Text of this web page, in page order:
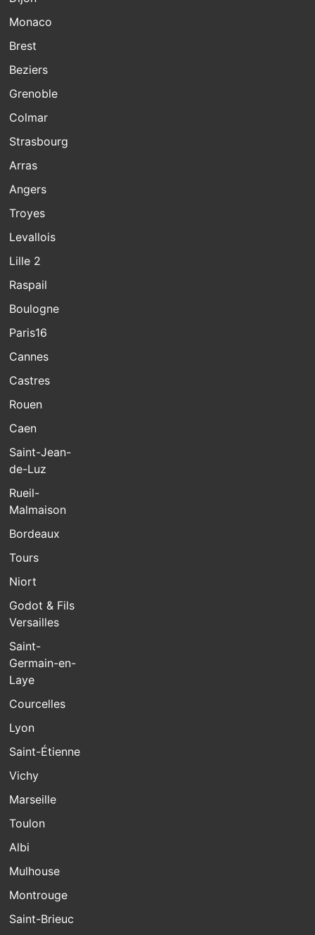
Monaco
Brest
Beziers
Grenoble
Colmar
Strasbourg
Arras
Angers
Troyes
Levallois
Lille 2
Raspail
Boulogne
Paris16
Cannes
Castres
Rouen
Caen
Saint-Jean-
de-Luz
Rueil-
Malmaison
Bordeaux
Tours
Niort
Godot & Fils
Versailles
Saint-
Germain-en-
Laye
Courcelles
Lyon
Saint-Étienne
Vichy
Marseille
Toulon
Albi
Mulhouse
Montrouge
Saint-Brieuc